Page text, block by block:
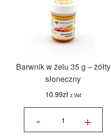
Barwnik w żelu 35 g – żółty
słoneczny
10.99zł z Vat
-
ilość
- żółty
słoneczny +